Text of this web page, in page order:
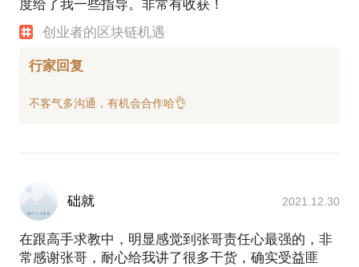
度给了我一些指导。非常有收获！
创业者的区块链机遇
行家回复
础就 2021.12.30
在跟高手求教中，明显感觉到张哥责任心最强的，非
常感谢张哥，耐心给我讲了很多干货，确实受益匪